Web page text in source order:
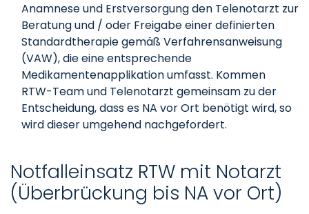
Anamnese und Erstversorgung den Telenotarzt zur
Beratung und / oder Freigabe einer definierten
Standardtherapie gemäß Verfahrensanweisung
(VAW), die eine entsprechende
Medikamentenapplikation umfasst. Kommen
RTW-Team und Telenotarzt gemeinsam zu der
Entscheidung, dass es NA vor Ort benötigt wird, so
wird dieser umgehend nachgefordert.
Notfalleinsatz RTW mit Notarzt
(Überbrückung bis NA vor Ort)